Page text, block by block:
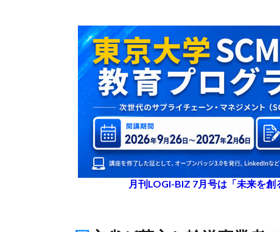
月刊LOGI-BIZ 7月号は「未来を